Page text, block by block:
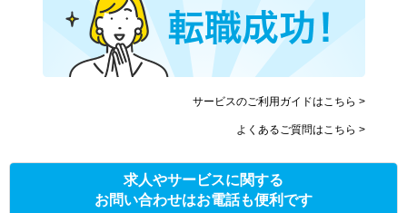
東急目黒線
東急田園都市線
東急大井町線
東急池上線
東急多摩川線
東急世田谷線
東武伊勢崎線
東武大師線
東京メトロ銀座線
東京メトロ丸ノ内線(池袋－
東京メトロ日比谷線
サービスのご利用ガイドはこちら >
よくあるご質問はこちら >
求人やサービスに関する
お問い合わせはお電話も便利です